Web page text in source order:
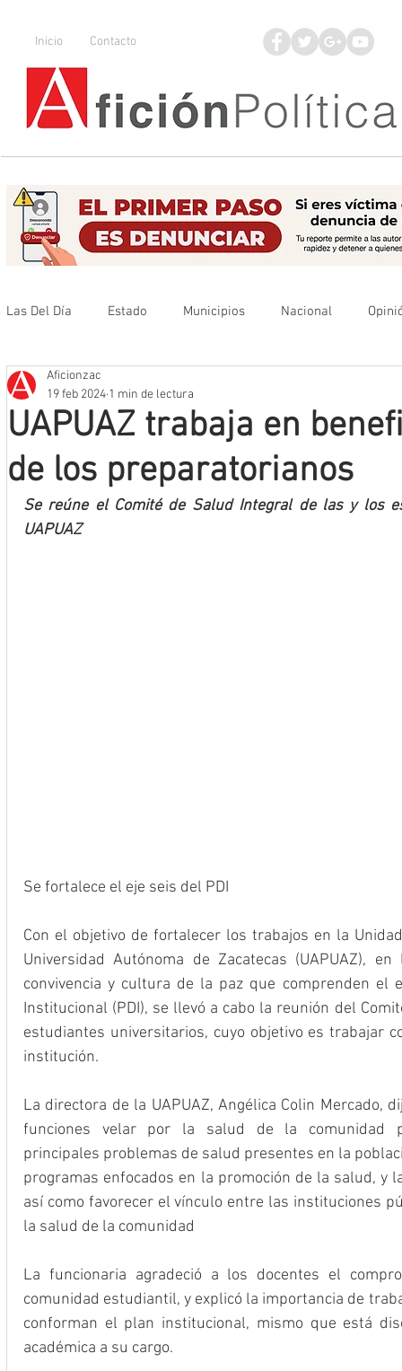
Inicio Contacto
Las Del Día Estado Municipios Nacional
Que no se olvide
Mineros LNBP
UAPUAZ trabaja en
de los preparatorianos
Aficionzac
19 feb 2024 1 min de lectura
Se reúne el Comité de Salud Integral de las y los
UAPUAZ
Se fortalece el eje seis del PDI
Con el objetivo de fortalecer los trabajos en la
Universidad Autónoma de Zacatecas (UAPUAZ),
convivencia y cultura de la paz que comprenden el
Institucional (PDI), se llevó a cabo la reunión del
estudiantes universitarios, cuyo objetivo es trabajar
institución.
La directora de la UAPUAZ, Angélica Colin Mercado,
funciones velar por la salud de la comunidad
principales problemas de salud presentes en la
programas enfocados en la promoción de la salud, y
así como favorecer el vínculo entre las instituciones
la salud de la comunidad
La funcionaria agradeció a los docentes el
comunidad estudiantil, y explicó la importancia de
conforman el plan institucional, mismo que está
académica a su cargo.